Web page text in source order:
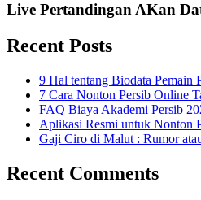
Live Pertandingan AKan
Recent Posts
9 Hal tentang Biodata Pemain
7 Cara Nonton Persib Online
FAQ Biaya Akademi Persib
Aplikasi Resmi untuk Nonton
Gaji Ciro di Malut : Rumor
Recent Comments